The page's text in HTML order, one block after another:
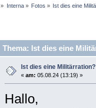
» Interna» Fotos » Ist dies eine
Thema: Ist dies eine
Ist dies eine Militärration?
« am: 05.08.24 (13:19) »
Hallo,